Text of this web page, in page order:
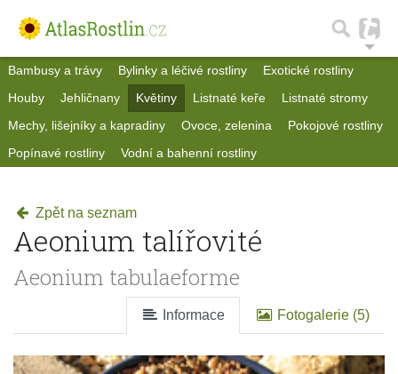
Bambusy a trávy Bylinky a léčivé rostliny
Exotické rostliny
Houby
Jehličnany Květiny Listnaté keře
Listnaté stromy
Mechy, lišejníky a kapradiny
Ovoce, zelenina
Pokojové rostliny
Popínavé rostliny
Vodní a bahenní rostliny
Zpět na seznam
Aeonium talířovité
Aeonium tabulaeforme
Informace Fotogalerie (5)